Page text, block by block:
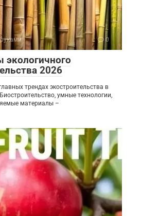
0
экологичного
2026
трендах экостроительства в
умные технологии,
материалы –